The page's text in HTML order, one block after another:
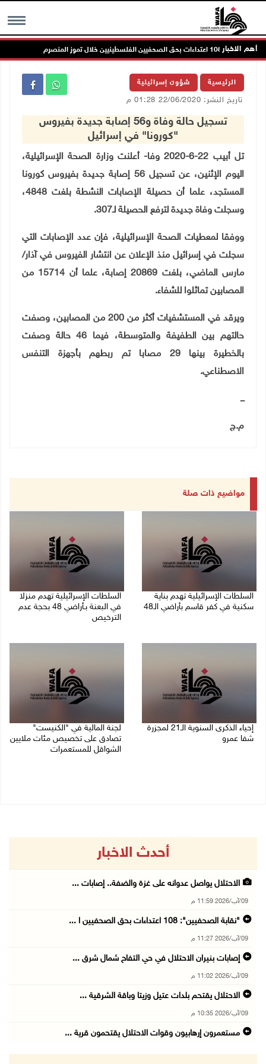
MENU أهم الاخبار
بحق الصحفيين الفلسطينيين خلال تموز المنصرم
الرئيسية شؤون إسرائيلية
تاريخ النشر: 22/06/2020 01:28 م
تسجيل حالة وفاة و56 إصابة جديدة بفيروس
"كورونا" في إسرائيل
تل أبيب 22-6-2020 وفا- أعلنت وزارة الصحة الإسرائيلية،
اليوم الإثنين، عن تسجيل 56 إصابة جديدة بفيروس كورونا
المستجد، علما أن حصيلة الإصابات النشطة بلغت 4848،
وسجلت وفاة جديدة لترفع الحصيلة لـ307
.
ووفقا لمعطيات الصحة الإسرائيلية، فإن عدد الإصابات التي
سجلت في إسرائيل منذ الإعلان عن انتشار الفيروس في آذار/
مارس الماضي، بلغت 20869 إصابة، علما أن 15714 من
المصابين تماثلوا للشفاء.
ويرقد في المستشفيات أكثر من 200 من المصابين، وصفت
حالتهم بين الطفيفة والمتوسطة، فيما 46 حالة وصفت
بالخطيرة بينها 29 مصابا تم ربطهم بأجهزة التنفس
الاصطناعي.
ـــ
م.ج
مواضيع ذات صلة
السلطات الإسرائيلية تهدم بناية
سكنية في كفر قاسم بأراضي الـ48
السلطات الإسرائيلية تهدم منزلا
في البعنة بـأراضي 48 بحجة عدم
الترخيص
إحياء الذكرى السنوية الـ21 لمجزرة
شفا عمرو
لجنة المالية في "الكنيست"
تصادق على تخصيص مئات ملايين
الشواقل للمستعمرات
أحدث الاخبار
الاحتلال يواصل عدوانه على غزة والضفة.. إصابات ...
09/آب/2026 11:59 م
"نقابة الصحفيين": 108 اعتداءات بحق الصحفيين ا ...
09/آب/2026 11:27 م
إصابات بنيران الاحتلال في حي التفاح شمال شرق ...
09/آب/2026 11:02 م
الاحتلال يقتحم بلدات عتيل وزيتا وباقة الشرقية ...
09/آب/2026 10:35 م
مستعمرون إرهابيون وقوات الاحتلال يقتحمون قرية ...